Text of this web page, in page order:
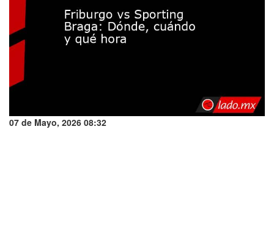
07 de Mayo, 2026 08:32